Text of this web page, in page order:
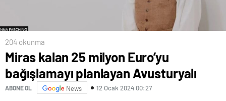
204 okunma
Miras kalan 25 milyon Euro’yu
bağışlamayı planlayan Avusturyalı
ABONE OL News 12 Ocak 2024 00:27